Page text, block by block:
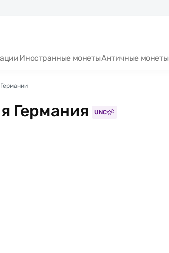
Иностранные монетыАнтичные монеты
Германия UNC